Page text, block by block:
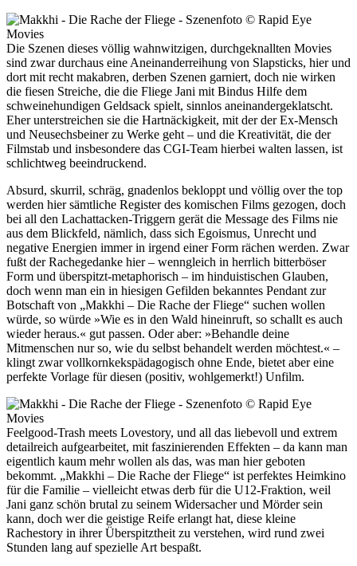
Die Szenen dieses völlig wahnwitzigen, durchgeknallten Movies
sind zwar durchaus eine Aneinanderreihung von Slapsticks, hier und
dort mit recht makabren, derben Szenen garniert, doch nie wirken
die fiesen Streiche, die die Fliege Jani mit Bindus Hilfe dem
schweinehundigen Geldsack spielt, sinnlos aneinandergeklatscht.
Eher unterstreichen sie die Hartnäckigkeit, mit der der Ex-Mensch
und Neusechsbeiner zu Werke geht – und die Kreativität, die der
Filmstab und insbesondere das CGI-Team hierbei walten lassen, ist
schlichtweg beeindruckend.
Absurd, skurril, schräg, gnadenlos bekloppt und völlig over the top
werden hier sämtliche Register des komischen Films gezogen, doch
bei all den Lachattacken-Triggern gerät die Message des Films nie
aus dem Blickfeld, nämlich, dass sich Egoismus, Unrecht und
negative Energien immer in irgend einer Form rächen werden. Zwar
fußt der Rachegedanke hier – wenngleich in herrlich bitterböser
Form und überspitzt-metaphorisch – im hinduistischen Glauben,
doch wenn man ein in hiesigen Gefilden bekanntes Pendant zur
Botschaft von „Makkhi – Die Rache der Fliege“ suchen wollen
würde, so würde »Wie es in den Wald hineinruft, so schallt es auch
wieder heraus.« gut passen. Oder aber: »Behandle deine
Mitmenschen nur so, wie du selbst behandelt werden möchtest.« –
klingt zwar vollkornkekspädagogisch ohne Ende, bietet aber eine
perfekte Vorlage für diesen (positiv, wohlgemerkt!) Unfilm.
Feelgood-Trash meets Lovestory, und all das liebevoll und extrem
detailreich aufgearbeitet, mit faszinierenden Effekten – da kann man
eigentlich kaum mehr wollen als das, was man hier geboten
bekommt. „Makkhi – Die Rache der Fliege“ ist perfektes Heimkino
für die Familie – vielleicht etwas derb für die U12-Fraktion, weil
Jani ganz schön brutal zu seinem Widersacher und Mörder sein
kann, doch wer die geistige Reife erlangt hat, diese kleine
Rachestory in ihrer Überspitztheit zu verstehen, wird rund zwei
Stunden lang auf spezielle Art bespaßt.